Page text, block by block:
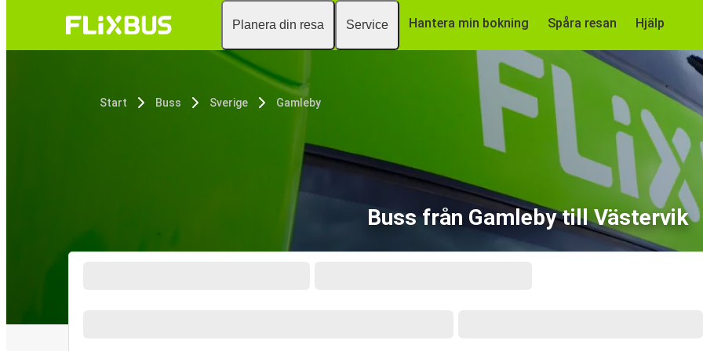
Planera din resa Service Hantera min bokning Spåra resan Hjälp
Start Buss Sverige Gamleby
Buss från Gamleby till Västervik